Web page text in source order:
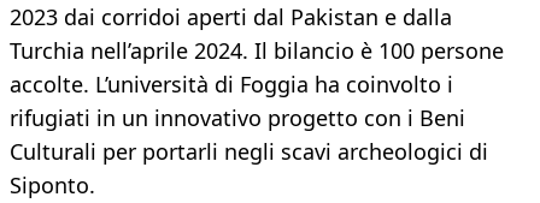
2023 dai corridoi aperti dal Pakistan e dalla
Turchia nell’aprile 2024. Il bilancio è 100 persone
accolte. L’università di Foggia ha coinvolto i
rifugiati in un innovativo progetto con i Beni
Culturali per portarli negli scavi archeologici di
Siponto.